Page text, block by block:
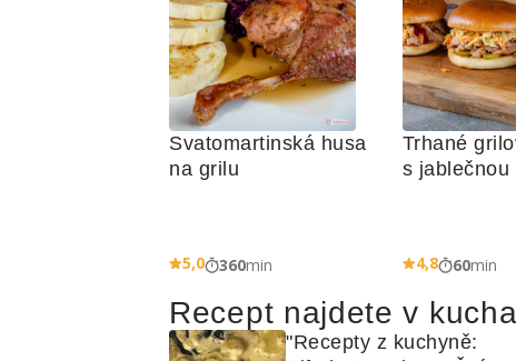
Svatomartinská husa
na grilu
5,0 360min
Trhané
s jablečnou
4,8 60min
Recept najdete v
"Recepty z kuchyně: